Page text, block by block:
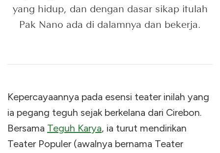
yang hidup, dan dengan dasar sikap itulah
Pak Nano ada di dalamnya dan bekerja.
Kepercayaannya pada esensi teater inilah yang
ia pegang teguh sejak berkelana dari Cirebon.
Bersama Teguh Karya, ia turut mendirikan
Teater Populer (awalnya bernama Teater